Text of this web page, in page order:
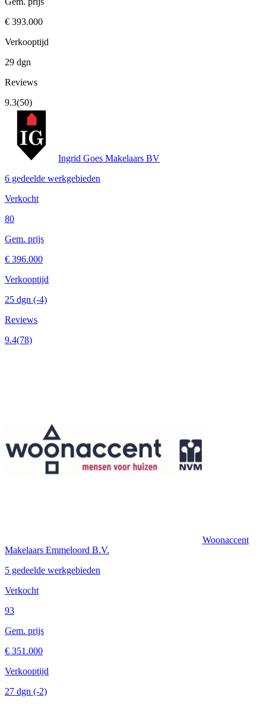
€ 393.000
Verkooptijd
29 dgn
Reviews
9.3(50)
Ingrid Goes Makelaars BV
6 gedeelde werkgebieden
Verkocht
80
Gem. prijs
€ 396.000
Verkooptijd
25 dgn (-4)
Reviews
9.4(78)
Woonaccent
Makelaars Emmeloord B.V.
5 gedeelde werkgebieden
Verkocht
93
Gem. prijs
€ 351.000
Verkooptijd
27 dgn (-2)